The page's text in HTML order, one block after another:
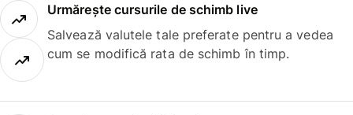
Urmărește cursurile de schimb live
Salvează valutele tale preferate pentru a vedea
cum se modifică rata de schimb în timp.